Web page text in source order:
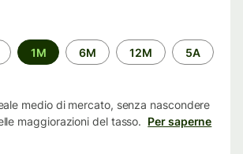
1M 6M 12M 5A
medio di mercato, senza nascondere
maggiorazioni del tasso. Per saperne